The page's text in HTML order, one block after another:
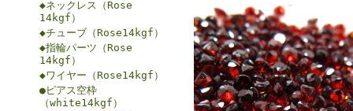
◆ネックレス（Rose
14kgf）
◆チューブ（Rose14kgf）
◆指輪パーツ（Rose
14kgf）
◆ワイヤー（Rose14kgf）
●ピアス空枠
（white14kgf）